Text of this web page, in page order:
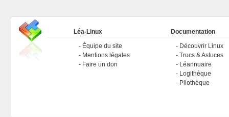
Léa-Linux
Équipe du site
Mentions légales
Faire un don
Documentation
Découvrir Linux
Trucs & Astuces
Léannuaire
Logithèque
Pilothèque